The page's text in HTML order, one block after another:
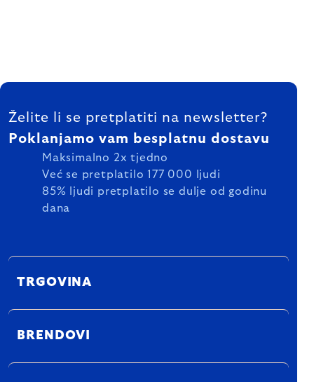
FOOTER
Želite li se pretplatiti na newsletter?
Poklanjamo vam besplatnu dostavu
Maksimalno 2x tjedno
Već se pretplatilo 177 000 ljudi
85% ljudi pretplatilo se dulje od godinu
dana
TRGOVINA
BRENDOVI